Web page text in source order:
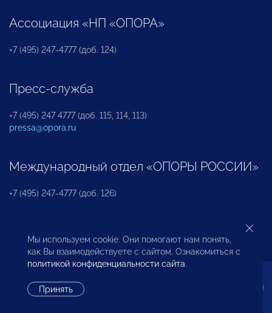
Ассоциация «НП «ОПОРА»
+7 (495) 247-4777 (доб. 124)
Пресс-служба
+7 (495) 247 4777 (доб. 115, 114, 113)
pressa@opora.ru
Международный отдел «ОПОРЫ РОССИИ»
+7 (495) 247-4777 (доб. 126)
Бюро по защите прав предпринимателей и
инвесторов
Мы используем cookie. Они помогают нам понять,
как Вы взаимодействуете с сайтом. Ознакомиться с
политикой конфиденциальности сайта.
Принять